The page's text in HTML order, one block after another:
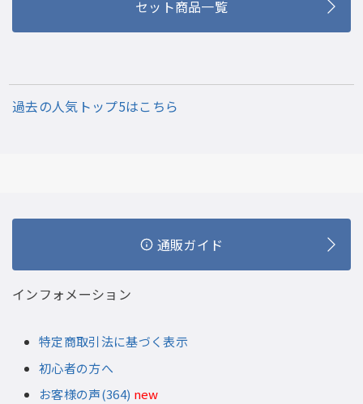
セット商品一覧
過去の人気トップ5はこちら
通販ガイド
インフォメーション
特定商取引法に基づく表示
初心者の方へ
お客様の声(364) new